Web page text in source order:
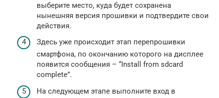
выберите место, куда будет сохранена
нынешняя версия прошивки и подтвердите свои
действия.
Здесь уже происходит этап перепрошивки
смартфона, по окончанию которого на дисплее
появится сообщения – “Install from sdcard
complete”.
На следующем этапе выполните вход в